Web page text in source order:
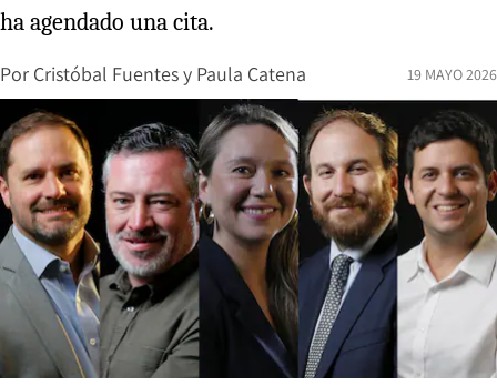
ha agendado una cita.
Por Cristóbal Fuentesy Paula Catena 19 MAYO 2026